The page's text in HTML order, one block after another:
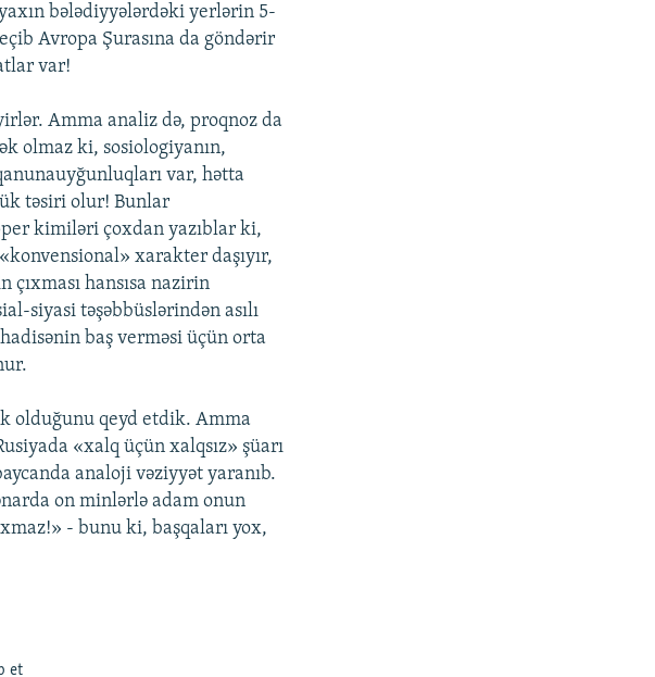
bələdiyyələrdəki yerlərin 5-
Avropa Şurasına da göndərir
var!
Amma analiz də, proqnoz da
olmaz ki, sosiologiyanın,
var, hətta
təsiri olur! Bunlar
kimiləri çoxdan yazıblar ki,
xarakter daşıyır,
çıxması hansısa nazirin
siyasi təşəbbüslərindən asılı
baş verməsi üçün orta
olduğunu qeyd etdik. Amma
«xalq üçün xalqsız» şüarı
analoji vəziyyət yaranıb.
on minlərlə adam onun
- bunu ki, başqaları yox,
et